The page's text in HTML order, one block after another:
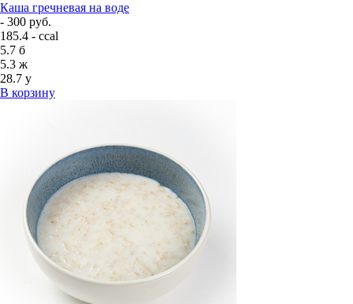
Каша гречневая на воде
- 300 руб.
185.4 - ccal
5.7 б
5.3 ж
28.7 у
В корзину